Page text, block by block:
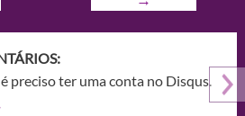
preciso ter uma conta no Disqus.